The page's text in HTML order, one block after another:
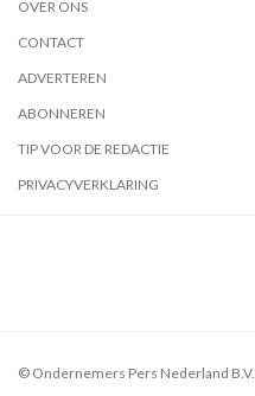
OVER ONS
CONTACT
ADVERTEREN
ABONNEREN
TIP VOOR DE REDACTIE
PRIVACYVERKLARING
© Ondernemers Pers Nederland B.V.